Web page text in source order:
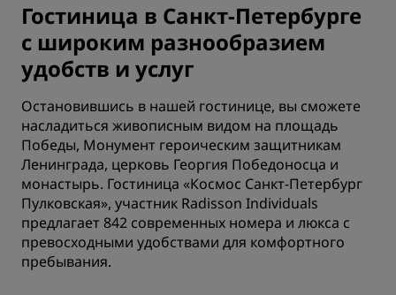
Гостиница в Санкт-Петербурге
с широким разнообразием
удобств и услуг
Остановившись в нашей гостинице, вы сможете
насладиться живописным видом на площадь
Победы, Монумент героическим защитникам
Ленинграда, церковь Георгия Победоносца и
монастырь. Гостиница «Космос Санкт-Петербург
Пулковская», участник Radisson Individuals
предлагает 842 современных номера и люкса с
превосходными удобствами для комфортного
пребывания.